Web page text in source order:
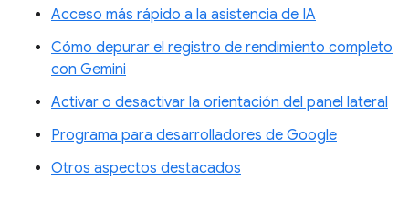
Acceso más rápido a la asistencia de IA
Cómo depurar el registro de rendimiento completo
con Gemini
Activar o desactivar la orientación del panel lateral
Programa para desarrolladores de Google
Otros aspectos destacados